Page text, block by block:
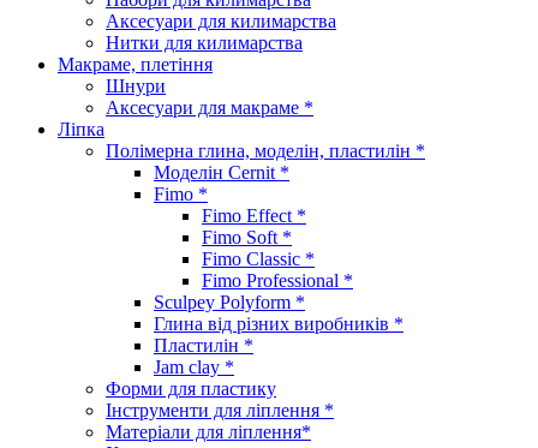
Аксесуари для килимарства
Нитки для килимарства
Макраме, плетіння
Шнури
Аксесуари для макраме *
Ліпка
Полімерна глина, моделін, пластилін *
Моделін Cernit *
Fimo *
Fimo Effect *
Fimo Soft *
Fimo Classic *
Fimo Professional *
Sculpey Polyform *
Глина від різних виробників *
Пластилін *
Jam clay *
Форми для пластику
Інструменти для ліплення *
Матеріали для ліплення*